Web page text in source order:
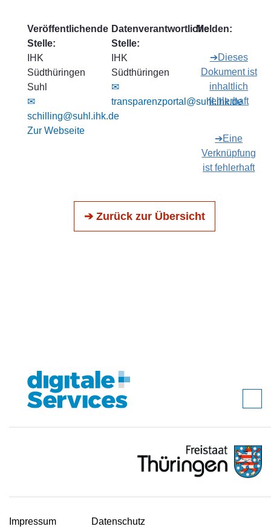
Veröffentlichende
Stelle:
IHK
Südthüringen
Suhl
✉
schilling@suhl.ihk.de
Zur Webseite
Datenverantwortliche
Stelle:
IHK
Südthüringen
✉
transparenzportal@suhl.ihk.de
Melden:
➔Dieses
Dokument ist
inhaltlich
fehlerhaft
➔Eine
Verknüpfung
ist fehlerhaft
➔ Zurück zur Übersicht
Impressum Datenschutz